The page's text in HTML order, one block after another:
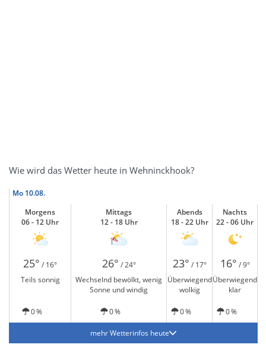
Wie wird das Wetter heute in Wehninckhook?
Mo 10.08.
Morgens
06 - 12 Uhr
Mittags
12 - 18 Uhr
Abends
18 - 22 Uhr
Nachts
22 - 06 Uhr
25° / 16° 26° / 24° 23° / 17° 16° / 9°
Teils sonnig
Wechselnd bewölkt, wenig
Sonne und windig
Überwiegend
wolkig
Überwiegend
klar
0 % 0 % 0 % 0 %
mehr Wetterinfos heute